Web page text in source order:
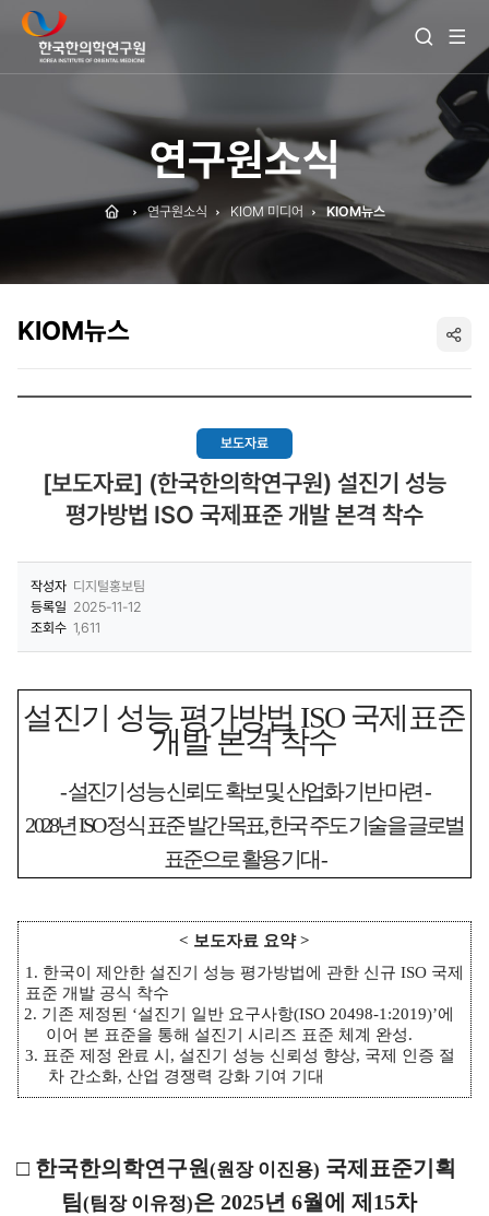
열
기
메
보
연구원소식
KIOM뉴스
Home연구원소식 KIOM 미디어 KIOM뉴스
공
보도자료
[보도자료] (한국한의학연구원) 설진기 성능
평가방법 ISO 국제표준 개발 본격 착수
작성자 디지털홍보팀
등록일 2025-11-12
조회수 1,611
설진기 성능 평가방법 ISO 국제표준
개발 본격 착수
-설진기 성능 신뢰도 확보 및 산업화 기반 마련-
2028년ISO정식 표준 발간 목표,한국 주도 기술을 글로벌
표준으로 활용 기대-
< 보도자료 요약>
1. 한국이 제안한 설진기 성능 평가방법에 관한 신규 ISO 국제
표준 개발 공식 착수
2. 기존 제정된 ‘설진기 일반 요구사항(ISO 20498-1:2019)’에
이어 본 표준을 통해 설진기 시리즈 표준 체계 완성.
3. 표준 제정 완료 시 , 설진기 성능 신뢰성 향상, 국제 인증 절
차 간소화, 산업 경쟁력 강화 기여 기대
□ 한국한의학연구원(원장 이진용) 국제표준기획
팀(팀장 이유정)은 2025년 6월에 제 15차